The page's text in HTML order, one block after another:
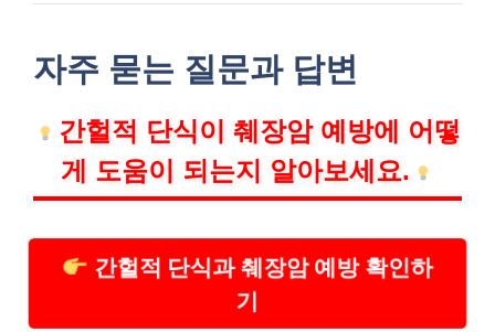
자주 묻는 질문과 답변
간헐적 단식이 췌장암 예방에 어떻
게 도움이 되는지 알아보세요.
간헐적 단식과 췌장암 예방 확인하
기